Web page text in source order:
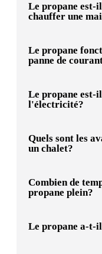
Le propane est-
chauffer une
Le propane
panne de
Le propane est-
l'électricité?
Quels sont les
un chalet?
Combien de
propane plein?
Le propane a-t-